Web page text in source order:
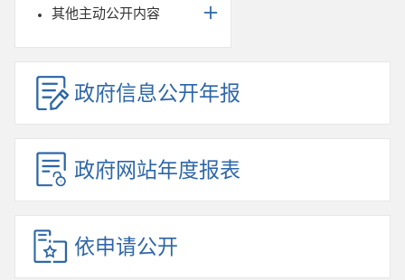
其他主动公开内容
政府信息公开年报
政府网站年度报表
依申请公开